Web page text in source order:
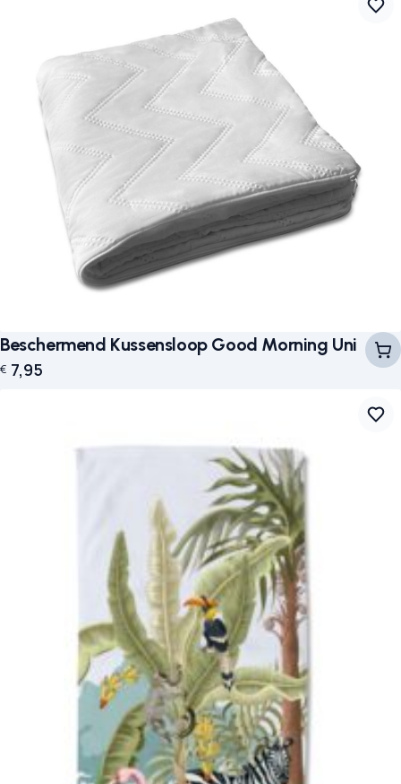
Beschermend Kussensloop Good Morning Uni
€ 7,95